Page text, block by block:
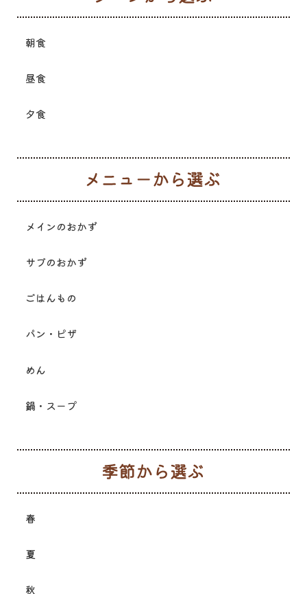
朝食
昼食
夕食
メインのおかず
サブのおかず
ごはんもの
パン・ピザ
めん
鍋・スープ
春
夏
秋